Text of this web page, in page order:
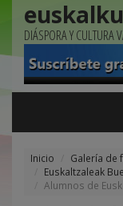
DIÁSPORA Y CULTURA
Inicio Galería de
Euskaltzaleak
Alumnos de